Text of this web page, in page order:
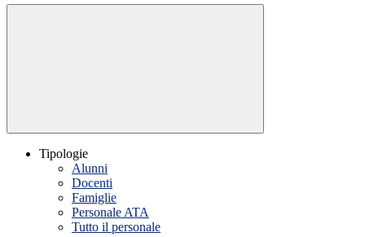
Tipologie
Alunni
Docenti
Famiglie
Personale ATA
Tutto il personale